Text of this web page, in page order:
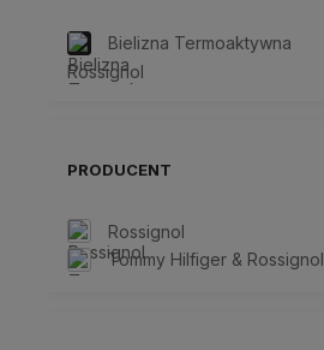
Bielizna Termoaktywna
Rossignol
PRODUCENT
Rossignol
Tommy Hilfiger & Rossignol